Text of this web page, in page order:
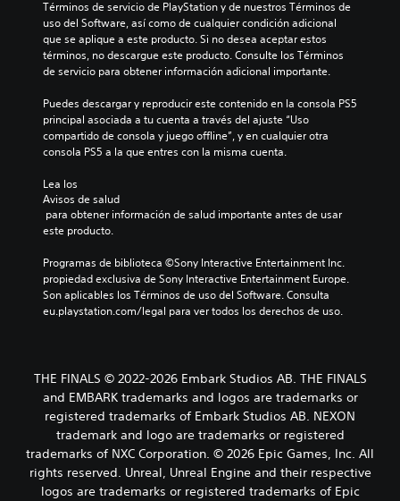
Términos de servicio de PlayStation y de nuestros Términos de
uso del Software, así como de cualquier condición adicional
que se aplique a este producto. Si no desea aceptar estos
términos, no descargue este producto. Consulte los Términos
de servicio para obtener información adicional importante.
Puedes descargar y reproducir este contenido en la consola PS5
principal asociada a tu cuenta a través del ajuste “Uso
compartido de consola y juego offline”, y en cualquier otra
consola PS5 a la que entres con la misma cuenta.
Lea los
Avisos de salud
este producto.
Programas de biblioteca ©Sony Interactive Entertainment Inc.
propiedad exclusiva de Sony Interactive Entertainment Europe.
Son aplicables los Términos de uso del Software. Consulta
eu.playstation.com/legal para ver todos los derechos de uso.
THE FINALS © 2022-2026 Embark Studios AB. THE FINALS
and EMBARK trademarks and logos are trademarks or
registered trademarks of Embark Studios AB. NEXON
trademark and logo are trademarks or registered
trademarks of NXC Corporation. © 2026 Epic Games, Inc. All
rights reserved. Unreal, Unreal Engine and their respective
logos are trademarks or registered trademarks of Epic